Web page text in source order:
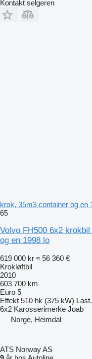
Kontakt selgeren
krok, 35m3 container og en
65
Volvo FH500 6x2
og en 1998 lo
619 000 kr ≈ 56 360 €
Krokløftbil
2010
603 700 km
Euro 5
Effekt 510 hk (375 kW)
6x2 Karosserimerke Joab
Norge, Heimdal
ATS Norway AS